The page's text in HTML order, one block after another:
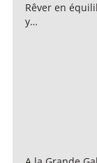
Rêver en
y…